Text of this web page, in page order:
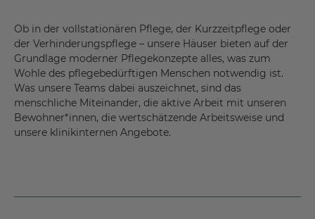
Ob in der vollstationären Pflege, der Kurzzeitpflege oder
der Verhinderungspflege – unsere Häuser bieten auf der
Grundlage moderner Pflegekonzepte alles, was zum
Wohle des pflegebedürftigen Menschen notwendig ist.
Was unsere Teams dabei auszeichnet, sind das
menschliche Miteinander, die aktive Arbeit mit unseren
Bewohner*innen, die wertschätzende Arbeitsweise und
unsere klinikinternen Angebote.